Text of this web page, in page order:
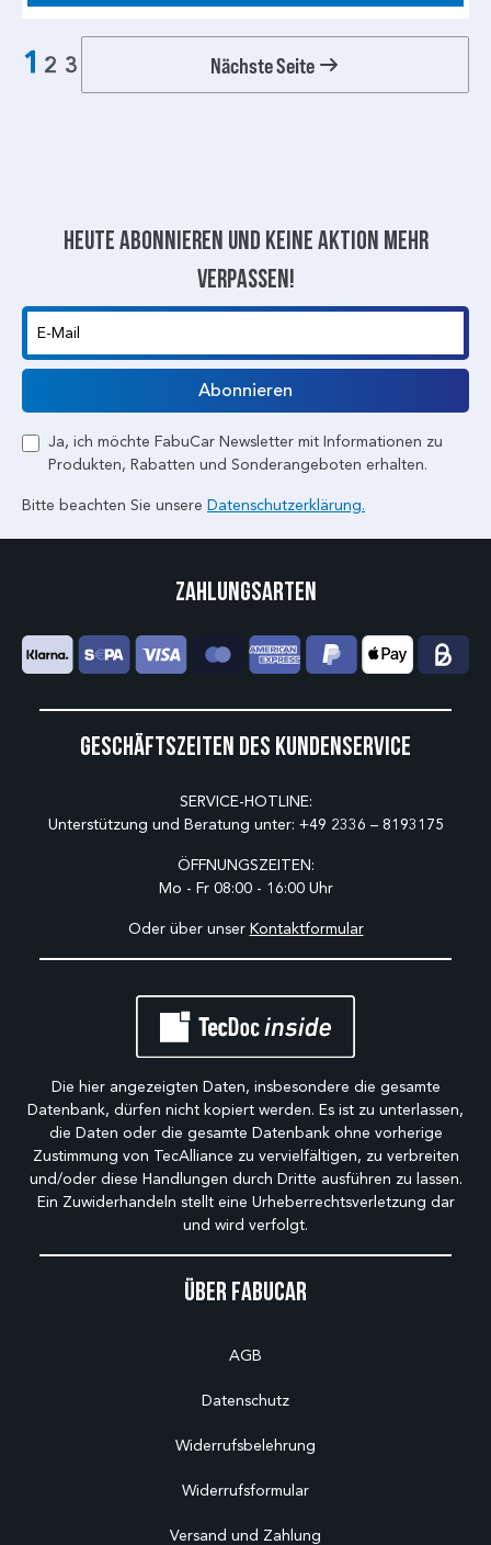
1 2 3 Nächste Seite
Heute abonnieren und keine aktion mehr
verpassen!
E-Mail
Abonnieren
Ja, ich möchte FabuCar Newsletter mit Informationen zu
Produkten, Rabatten und Sonderangeboten erhalten.
Bitte beachten Sie unsere Datenschutzerklärung.
Über Fabucar
AGB
Datenschutz
Widerrufsbelehrung
Widerrufsformular
Versand und Zahlung
Geschäftszeiten des Kundenservice
SERVICE-HOTLINE:
Unterstützung und Beratung unter: +49 2336 – 8193175
ÖFFNUNGSZEITEN:
Mo - Fr 08:00 - 16:00 Uhr
Oder über unser Kontaktformular
Zahlungsarten
Die hier angezeigten Daten, insbesondere die gesamte
Datenbank, dürfen nicht kopiert werden. Es ist zu unterlassen,
die Daten oder die gesamte Datenbank ohne vorherige
Zustimmung von TecAlliance zu vervielfältigen, zu verbreiten
und/oder diese Handlungen durch Dritte ausführen zu lassen.
Ein Zuwiderhandeln stellt eine Urheberrechtsverletzung dar
und wird verfolgt.